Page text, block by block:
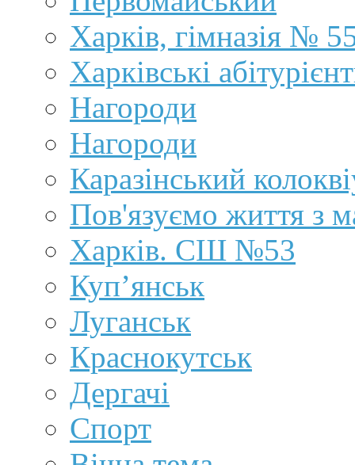
Харків, гімназія №
Харківські
Нагороди
Нагороди
Каразінський
Пов'язуємо життя з
Харків. СШ №53
Куп’янськ
Луганськ
Краснокутськ
Дергачі
Спорт